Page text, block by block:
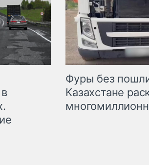
Фуры без
Казахстане